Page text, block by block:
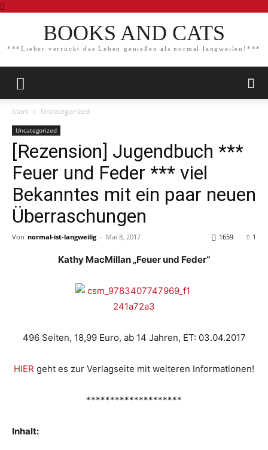
BOOKS AND CATS
***Lieber verrückt das Leben genießen als normal langweilen!***
Start Uncategorized
Uncategorized
[Rezension] Jugendbuch ***
Feuer und Feder *** viel
Bekanntes mit ein paar neuen
Überraschungen
Von normal-ist-langweilig - Mai 8, 2017 1
1659
Kathy MacMillan „Feuer und Feder“
496 Seiten, 18,99 Euro, ab 14 Jahren, ET: 03.04.2017
HIER geht es zur Verlagseite mit weiteren Informationen!
********************
Inhalt: